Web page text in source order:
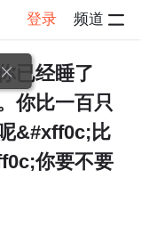
登录 频道
情
已经睡了
你比一百只
&#xff0c;比
你要不要